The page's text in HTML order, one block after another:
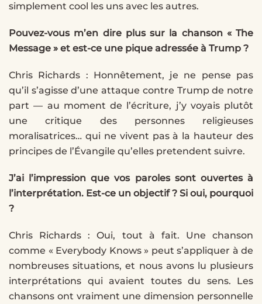
simplement cool les uns avec les autres.
Pouvez-vous m’en dire plus sur la chanson « The
Message » et est-ce une pique adressée à Trump ?
Chris Richards : Honnêtement, je ne pense pas
qu’il s’agisse d’une attaque contre Trump de notre
part — au moment de l’écriture, j’y voyais plutôt
une critique des personnes religieuses
moralisatrices… qui ne vivent pas à la hauteur des
principes de l’Évangile qu’elles pretendent suivre.
J’ai l’impression que vos paroles sont ouvertes à
l’interprétation. Est-ce un objectif ? Si oui, pourquoi
?
Chris Richards : Oui, tout à fait. Une chanson
comme « Everybody Knows » peut s’appliquer à de
nombreuses situations, et nous avons lu plusieurs
interprétations qui avaient toutes du sens. Les
chansons ont vraiment une dimension personnelle